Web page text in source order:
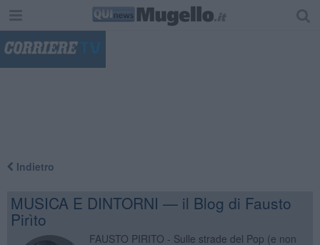
Indietro
MUSICA E DINTORNI — il Blog di Fausto
Pirìto
FAUSTO PIRITO - Sulle strade del Pop (e non